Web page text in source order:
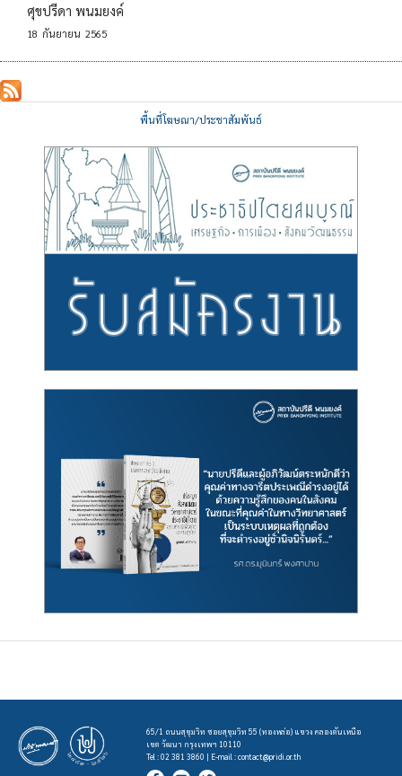
ศุขปรีดา พนมยงค์
18 กันยายน 2565
พื้นที่โฆษณา/ประชาสัมพันธ์
65/1 ถนนสุขุมวิท ซอยสุขุมวิท 55 (ทองหล่อ) แขวง คลองตันเหนือ
เขต วัฒนา กรุงเทพฯ 10110
Tel : 02 381 3860 | E-mail :contact@pridi.or.th